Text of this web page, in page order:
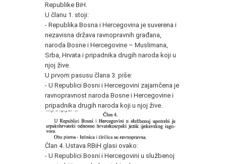
Republike BiH.
U članu 1. stoji:
- Republika Bosna i Hercegovina je suverena i
nezavisna država ravnopravnih građana,
naroda Bosne i Hercegovine – Muslimana,
Srba, Hrvata i pripadnika drugih naroda koji u
njoj žive.
U prvom pasusu člana 3. piše:
- U Republici Bosni i Hercegovini zajamčena je
ravnopravnost naroda Bosne i Hercegovine i
pripadnika drugih naroda koji u njoj žive.
Član 4. Ustava RBiH glasi ovako:
- U Republici Bosni i Hercegovini u službenoj